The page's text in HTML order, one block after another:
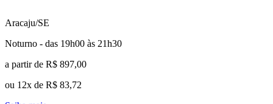
Aracaju/SE
Noturno - das 19h00 às 21h30
a partir de R$ 897,00
ou 12x de R$ 83,72